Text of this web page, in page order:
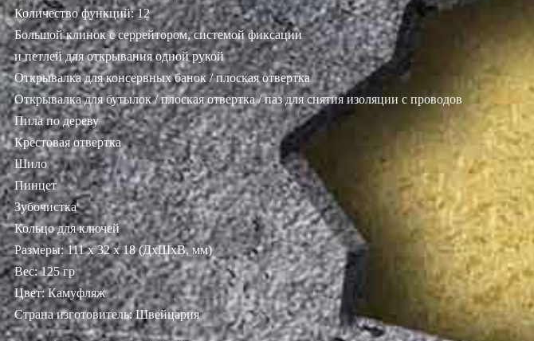
Количество функций: 12
Большой клинок с серрейтором, системой фиксации
и петлей для открывания одной рукой
Открывалка для консервных банок / плоская отвертка
Открывалка для бутылок / плоская отвертка / паз для снятия изоляции с проводов
Пила по дереву
Крестовая отвертка
Шило
Пинцет
Зубочистка
Кольцо для ключей
Размеры: 111 х 32 х 18 (ДхШхВ, мм)
Вес: 125 гр
Цвет: Камуфляж
Страна изготовитель: Швейцария